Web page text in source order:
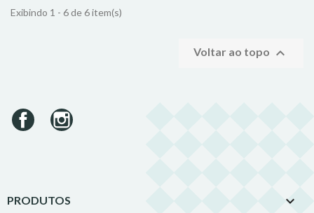
Exibindo 1 - 6 de 6 item(s)
Voltar ao topo 
FacebookInstagram
PRODUTOS 